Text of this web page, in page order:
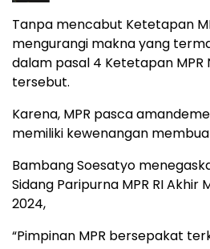
Tanpa mencabut Ketetapan
mengurangi makna yang
dalam pasal 4 Ketetapan MPR
tersebut.
Karena, MPR pasca
memiliki kewenangan
Bambang Soesatyo
Sidang Paripurna MPR RI Akhir
2024,
“Pimpinan MPR bersepakat